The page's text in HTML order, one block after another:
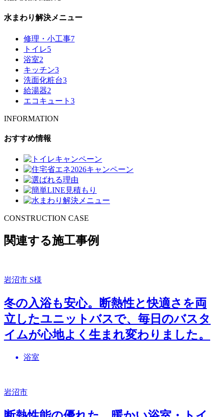
水まわり解決メニュー
修理・小工事7
トイレ5
浴室2
キッチン3
洗面化粧台3
給湯器2
エコキュート 3
INFORMATION
おすすめ情報
CONSTRUCTION CASE
関連する施工事例
岩沼市 S様
冬の入浴も安心。断熱性と快適さを両
立したユニットバスで、毎日のバスタ
イムが心地よく生まれ変わりました。
浴室
岩沼市